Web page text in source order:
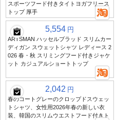
スポーツフード付きタイトヨガフリース
トップ 厚手
5,554 円
ARTSMAN ハッセルブラッド スリムカー
ディガン スウェットシャツ レディース 2
026 春・秋 スリミングフード付きジャケ
ット カジュアルショートトップ
2,042 円
春のコートグレーのクロップドスウェッ
トシャツ、女性用2026年春の新しい衣
装、韓国のスリムウエストフード付きト